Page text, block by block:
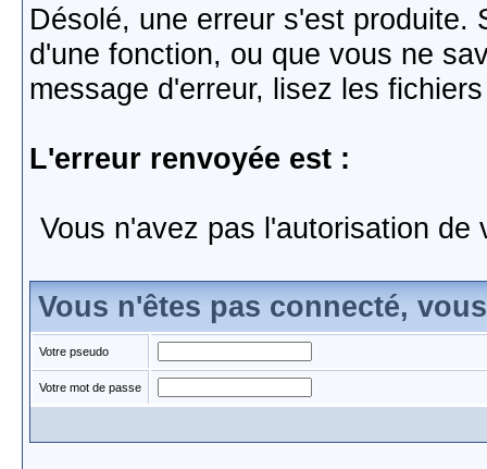
Désolé, une erreur s'est produite.
d'une fonction, ou que vous ne
message d'erreur, lisez les
L'erreur renvoyée est :
Vous n'avez pas l'autorisation de
Vous n'êtes pas connecté,
Votre pseudo
Votre mot de passe